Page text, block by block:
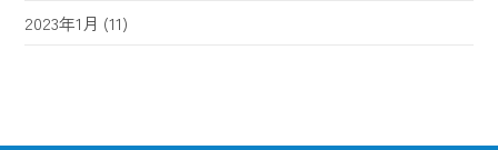
2023年1月 (11)